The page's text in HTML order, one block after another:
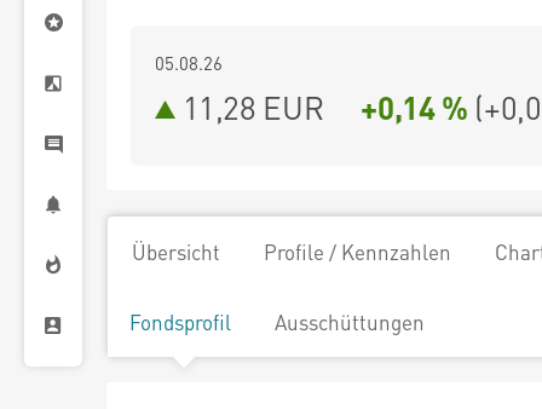
05.08.26
11,28 EUR +0,14 % (
Übersicht Profile / Kennzahlen
Fondsprofil Ausschüttungen